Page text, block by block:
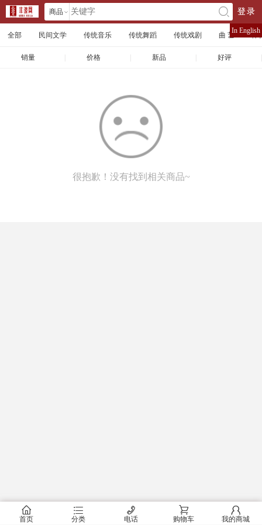
商品 󰄘 登录
全部 民间文学 传统音乐 传统舞蹈 传统戏剧 曲 艺 体
销量 价格 新品 好评
很抱歉！没有找到相关商品~
In English
󰂠
首页
󰂦
分类
󰄫
电话
󰂟
购物车
󰂢
我的商城